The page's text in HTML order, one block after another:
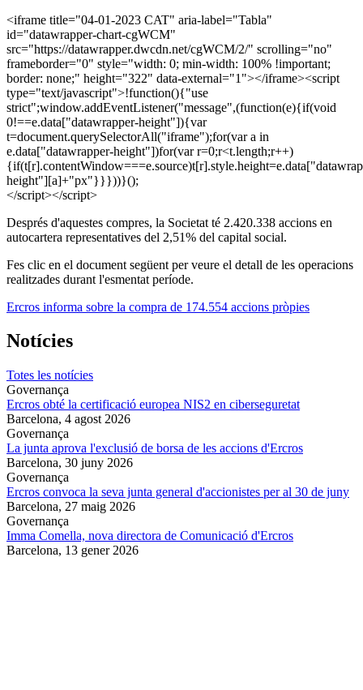
<iframe title="04-01-2023 CAT" aria-label="Tabla"
id="datawrapper-chart-cgWCM"
src="https://datawrapper.dwcdn.net/cgWCM/2/" scrolling="no"
frameborder="0" style="width: 0; min-width: 100% !important;
border: none;" height="322" data-external="1"></iframe><script
type="text/javascript">!function(){"use
strict";window.addEventListener("message",(function(e){if(void
0!==e.data["datawrapper-height"]){var
t=document.querySelectorAll("iframe");for(var a in
e.data["datawrapper-height"])for(var r=0;r<t.length;r++)
height"][a]+"px"}}}))}();
</script></script>
Després d'aquestes compres, la Societat té 2.420.338 accions en
autocartera representatives del 2,51% del capital social.
Fes clic en el document següent per veure el detall de les operacions
realitzades durant l'esmentat període.
Ercros informa sobre la compra de 174.554 accions pròpies
Notícies
Totes les notícies
Governança
Ercros obté la certificació europea NIS2 en ciberseguretat
Barcelona, 4 agost 2026
Governança
La junta aprova l'exclusió de borsa de les accions d'Ercros
Barcelona, 30 juny 2026
Governança
Ercros convoca la seva junta general d'accionistes per al 30 de juny
Barcelona, 27 maig 2026
Governança
Imma Comella, nova directora de Comunicació d'Ercros
Barcelona, 13 gener 2026